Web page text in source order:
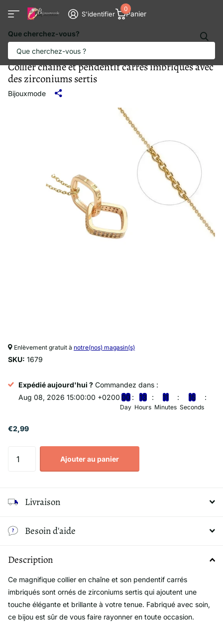
Que cherchez-vous?
S'identifier Panier
0
Collier chaîne et pendentif carrés imbriqués avec
des zirconiums sertis
Bijouxmode
Enlèvement gratuit à notre(nos) magasin(s)
SKU: 1679
Expédié aujourd'hui ? Commandez dans :
Aug 08, 2026 15:00:00 +0200 00
Day
13
Hours
11
Minutes
15
Seconds
€2,99
Ajouter au panier
Livraison
Besoin d'aide
Description
Ce magnifique collier en chaîne et son pendentif carrés
imbriqués sont ornés de zirconiums sertis qui ajoutent une
touche élégante et brillante à votre tenue. Fabriqué avec soin,
ce bijou est sûr de vous faire rayonner en toute occasion.